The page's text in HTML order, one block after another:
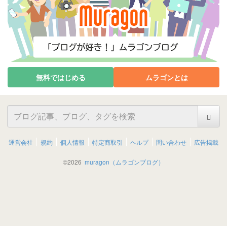
無料ではじめる ムラゴンとは
運営会社 規約 個人情報 特定商取引 ヘルプ 問い合わせ 広告掲載
©2026 muragon（ムラゴンブログ）